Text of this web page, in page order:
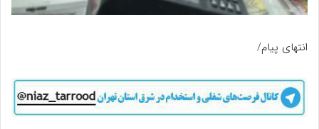
انتهای پیام/